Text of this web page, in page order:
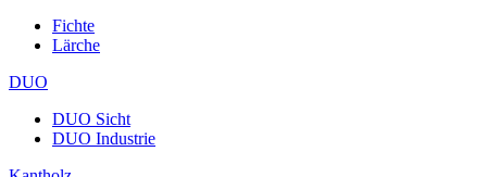
Fichte
Lärche
DUO
DUO Sicht
DUO Industrie